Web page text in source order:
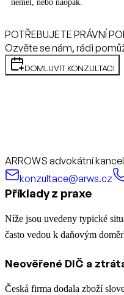
neměl, nebo naopak.
POTŘEBUJETE PRÁVNÍ
Ozvěte se nám, rádi
DOMLUVIT KONZULTACI
ARROWS advokátní
konzultace@arws.cz
Příklady z praxe
Níže jsou uvedeny typické
často vedou k daňovým
Neověřené DIČ a
Česká firma dodala zboží